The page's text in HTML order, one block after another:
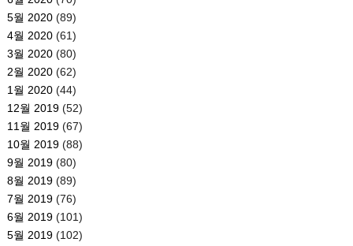
5월 2020(89)
4월 2020(61)
3월 2020(80)
2월 2020(62)
1월 2020(44)
12월 2019(52)
11월 2019(67)
10월 2019(88)
9월 2019(80)
8월 2019(89)
7월 2019(76)
6월 2019(101)
5월 2019(102)